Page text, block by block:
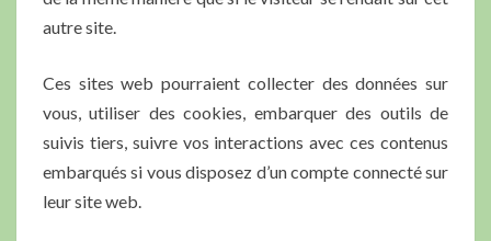
autre site.
Ces sites web pourraient collecter des données sur
vous, utiliser des cookies, embarquer des outils de
suivis tiers, suivre vos interactions avec ces contenus
embarqués si vous disposez d’un compte connecté sur
leur site web.